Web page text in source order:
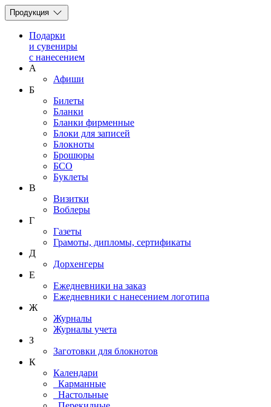
Продукция
Подарки
и сувениры
с нанесением
А
Афиши
Б
Билеты
Бланки
Бланки фирменные
Блоки для записей
Блокноты
Брошюры
БСО
Буклеты
В
Визитки
Воблеры
Г
Газеты
Грамоты, дипломы, сертификаты
Д
Дорхенгеры
Е
Ежедневники на заказ
Ежедневники с нанесением логотипа
Ж
Журналы
Журналы учета
З
Заготовки для блокнотов
К
Календари
Карманные
Настольные